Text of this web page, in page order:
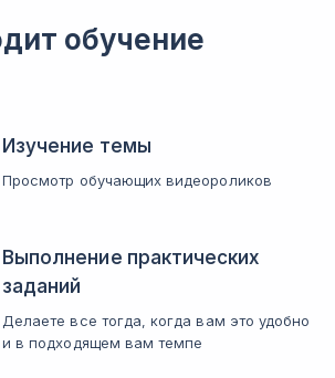
обучение
Изучение темы
Просмотр обучающих видеороликов
Выполнение практических
заданий
Делаете все тогда, когда вам это удобно
и в подходящем вам темпе